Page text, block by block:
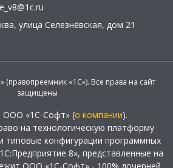
, улица Селезнёвская, дом 21
(правопреемник «1С»). Все права на сайт
защищены
ООО «1С-Софт» (о компании).
на технологическую платформу
типовые конфигурации программных
8», представленные на